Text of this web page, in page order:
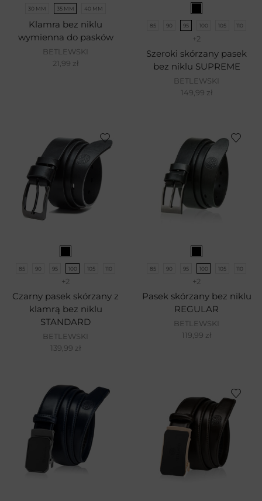
30 MM 35 MM 40 MM
Klamra bez niklu
wymienna do pasków
BETLEWSKI
21,99 zł
85 90 95 100 105 110
+2
Szeroki skórzany pasek
bez niklu SUPREME
BETLEWSKI
149,99 zł
85 90 95 100 105 110
+2
Czarny pasek skórzany z
klamrą bez niklu
STANDARD
BETLEWSKI
139,99 zł
85 90 95 100 105 110
+2
Pasek skórzany bez niklu
REGULAR
BETLEWSKI
119,99 zł